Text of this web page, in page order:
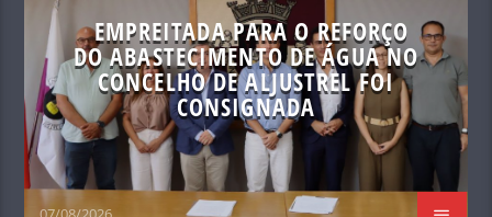
EMPREITADA PARA O REFORÇO
DO ABASTECIMENTO DE ÁGUA NO
CONCELHO DE ALJUSTREL FOI
CONSIGNADA